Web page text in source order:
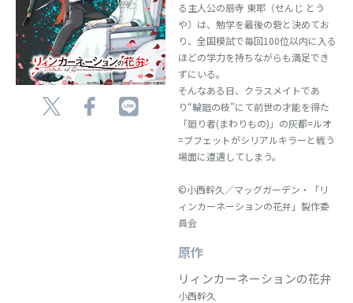
る主人公の扇寺 東耶（せんじ とう
や）は、勉学を最後の砦と決めてお
り、全国模試で毎回100位以内に入る
ほどの学力を持ちながらも満足でき
ずにいる。
そんなある日、クラスメイトであ
り“輪廻の枝”にて前世の才能を得た
「廻り者(まわりもの)」の灰都=ルオ
=ブフェットがシリアルキラーと戦う
場面に遭遇してしまう。
©小西幹久／マッグガーデン・「リ
ィンカーネーションの花弁」製作委
員会
原作
リィンカーネーションの花弁
小西幹久